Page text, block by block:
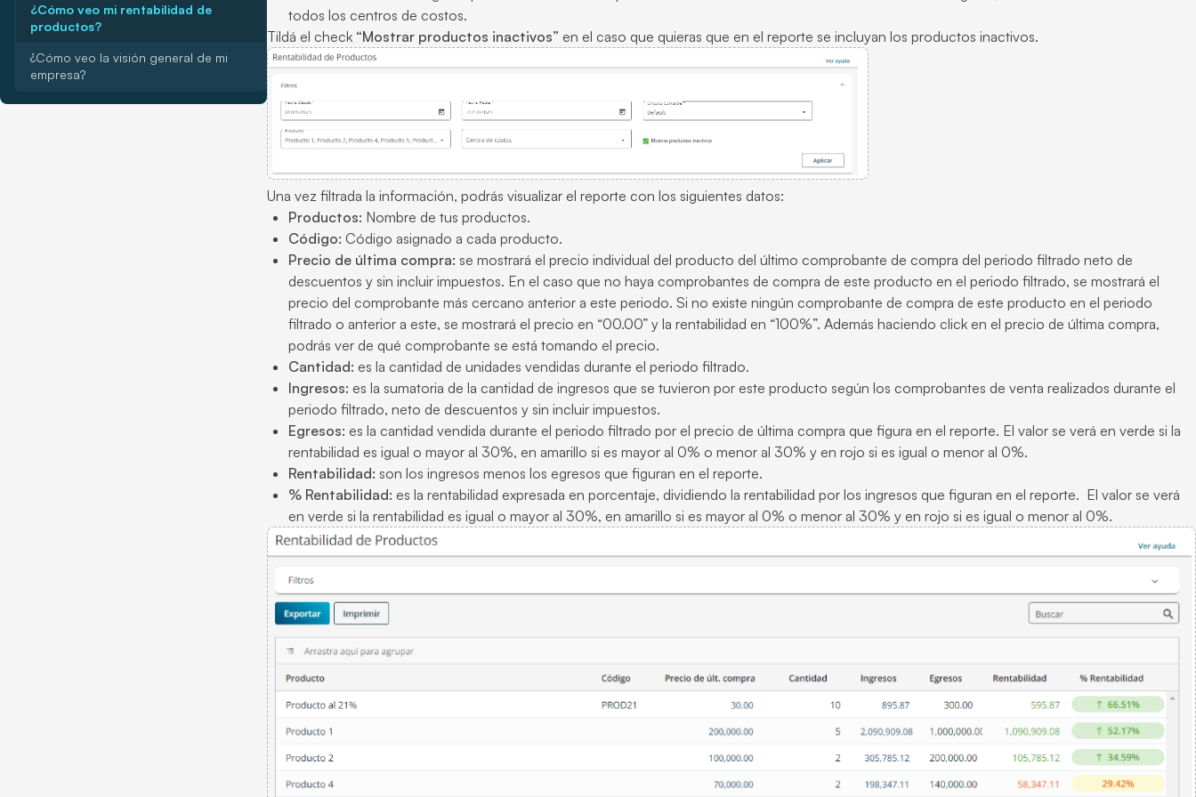
¿Cómo veo mi rentabilidad de
productos?
¿Cómo veo la visión general de mi
empresa?
todos los centros de costos.
Tildá el check “Mostrar productos inactivos” en el caso que quieras que en el reporte se incluyan los productos inactivos.
Una vez filtrada la información, podrás visualizar el reporte con los siguientes datos:
Productos: Nombre de tus productos.
Código: Código asignado a cada producto.
Precio de última compra: se mostrará el precio individual del producto del último comprobante de compra del periodo filtrado neto de
descuentos y sin incluir impuestos. En el caso que no haya comprobantes de compra de este producto en el periodo filtrado, se mostrará el
precio del comprobante más cercano anterior a este periodo. Si no existe ningún comprobante de compra de este producto en el periodo
filtrado o anterior a este, se mostrará el precio en “00.00” y la rentabilidad en “100%”. Además haciendo click en el precio de última compra,
podrás ver de qué comprobante se está tomando el precio.
Cantidad: es la cantidad de unidades vendidas durante el periodo filtrado.
Ingresos: es la sumatoria de la cantidad de ingresos que se tuvieron por este producto según los comprobantes de venta realizados durante el
periodo filtrado, neto de descuentos y sin incluir impuestos.
Egresos: es la cantidad vendida durante el periodo filtrado por el precio de última compra que figura en el reporte. El valor se verá en verde si la
rentabilidad es igual o mayor al 30%, en amarillo si es mayor al 0% o menor al 30% y en rojo si es igual o menor al 0%.
Rentabilidad: son los ingresos menos los egresos que figuran en el reporte.
% Rentabilidad: es la rentabilidad expresada en porcentaje, dividiendo la rentabilidad por los ingresos que figuran en el reporte. El valor se verá
en verde si la rentabilidad es igual o mayor al 30%, en amarillo si es mayor al 0% o menor al 30% y en rojo si es igual o menor al 0%.